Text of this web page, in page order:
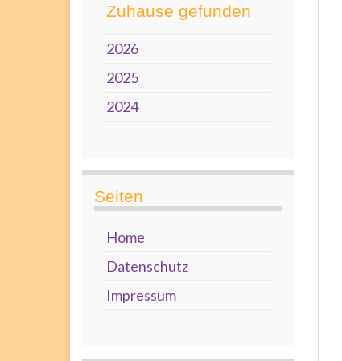
Zuhause gefunden
2026
2025
2024
Seiten
Home
Datenschutz
Impressum